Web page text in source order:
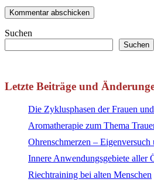
Suchen
Suchen
Letzte Beiträge und
Die Zyklusphasen der Frauen
Aromatherapie zum Thema
Ohrenschmerzen –
Innere Anwendungsgebiete aller
Riechtraining bei alten Menschen